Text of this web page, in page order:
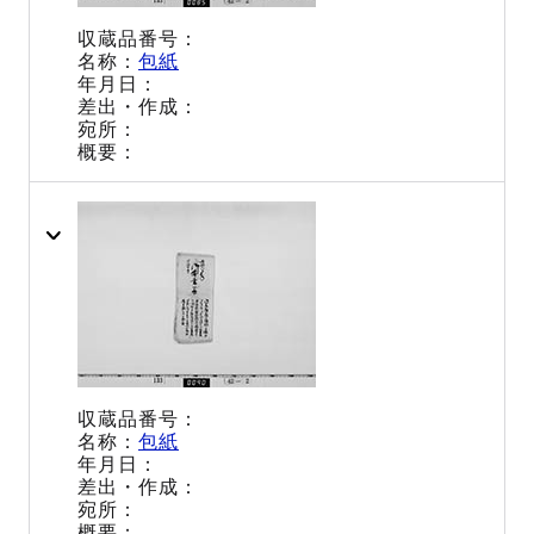
包紙
包紙